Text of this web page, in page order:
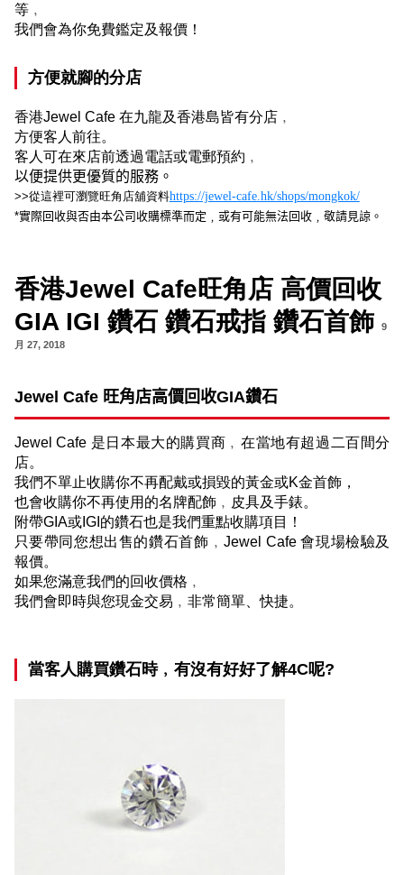
等﹐
我們會為你免費鑑定及報價！
方便就腳的分店
香港Jewel Cafe 在九龍及香港島皆有分店﹐
方便客人前往。
客人可在來店前透過電話或電郵預約﹐
以便提供更優質的服務。
>>從這裡可瀏覽旺角店舖資料https://jewel-cafe.hk/shops/mongkok/
*實際回收與否由本公司收購標準而定﹐或有可能無法回收﹐敬請見諒。
香港Jewel Cafe旺角店 高價回收
GIA IGI 鑽石 鑽石戒指 鑽石首飾
9
月 27, 2018
Jewel Cafe 旺角店高價回收GIA鑽石
Jewel Cafe 是日本最大的購買商﹐在當地有超過二百間分
店。
我們不單止收購你不再配戴或損毀的黃金或K金首飾，
也會收購你不再使用的名牌配飾﹐皮具及手錶。
附帶GIA或IGI 的鑽石也是我們重點收購項目！
只要帶同您想出售的鑽石首飾﹐Jewel Cafe會現場檢驗及
報價。
如果您滿意我們的回收價格﹐
我們會即時與您現金交易﹐非常簡單、快捷。
當客人購買鑽石時﹐有沒有好好了解4C呢?